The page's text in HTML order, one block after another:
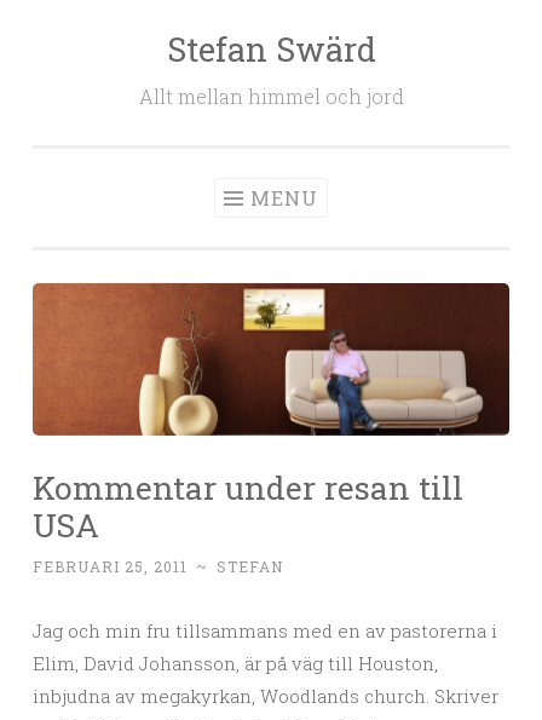
Stefan Swärd
Allt mellan himmel och jord
MENU
Kommentar under resan till
USA
FEBRUARI 25, 2011 ~ STEFAN
Jag och min fru tillsammans med en av pastorerna i
Elim, David Johansson, är på väg till Houston,
inbjudna av megakyrkan, Woodlands church. Skriver